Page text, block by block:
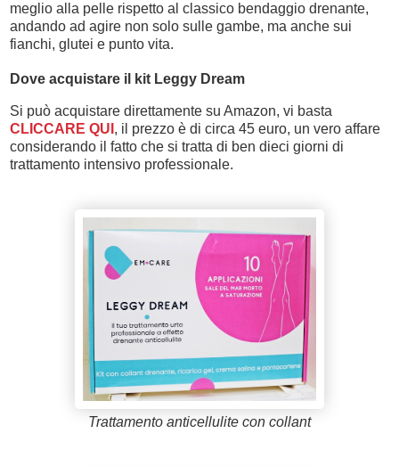
meglio alla pelle rispetto al classico bendaggio drenante,
andando ad agire non solo sulle gambe, ma anche sui
fianchi, glutei e punto vita.
Dove acquistare il kit Leggy Dream
Si può acquistare direttamente su Amazon, vi basta
CLICCARE QUI , il prezzo è di circa 45 euro, un vero affare
considerando il fatto che si tratta di ben dieci giorni di
trattamento intensivo professionale.
Trattamento anticellulite con collant